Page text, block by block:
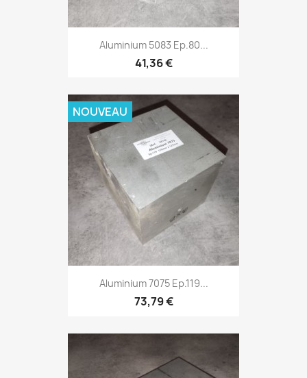
Aluminium 5083 Ep.80...
41,36 €
Aluminium 7075 Ep.119...
73,79 €
NOUVEAU